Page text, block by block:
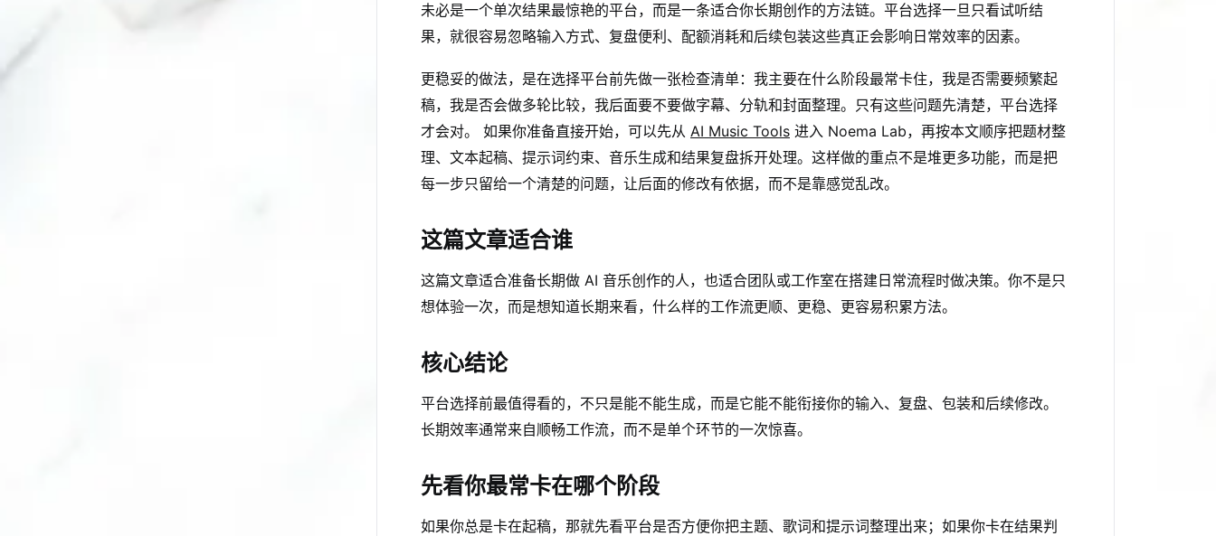
未必是一个单次结果最惊艳的平台，而是一条适合你长期创作的方法链。平台选择一旦只看试听结
果，就很容易忽略输入方式、复盘便利、配额消耗和后续包装这些真正会影响日常效率的因素。
更稳妥的做法，是在选择平台前先做一张检查清单：我主要在什么阶段最常卡住，我是否需要频繁起
稿，我是否会做多轮比较，我后面要不要做字幕、分轨和封面整理。只有这些问题先清楚，平台选择
才会对。 如果你准备直接开始，可以先从 AI Music Tools 进入 Noema Lab，再按本文顺序把题材整
理、文本起稿、提示词约束、音乐生成和结果复盘拆开处理。这样做的重点不是堆更多功能，而是把
每一步只留给一个清楚的问题，让后面的修改有依据，而不是靠感觉乱改。
这篇文章适合谁
这篇文章适合准备长期做 AI 音乐创作的人，也适合团队或工作室在搭建日常流程时做决策。你不是只
想体验一次，而是想知道长期来看，什么样的工作流更顺、更稳、更容易积累方法。
核心结论
平台选择前最值得看的，不只是能不能生成，而是它能不能衔接你的输入、复盘、包装和后续修改。
长期效率通常来自顺畅工作流，而不是单个环节的一次惊喜。
先看你最常卡在哪个阶段
如果你总是卡在起稿，那就先看平台是否方便你把主题、歌词和提示词整理出来；如果你卡在结果判